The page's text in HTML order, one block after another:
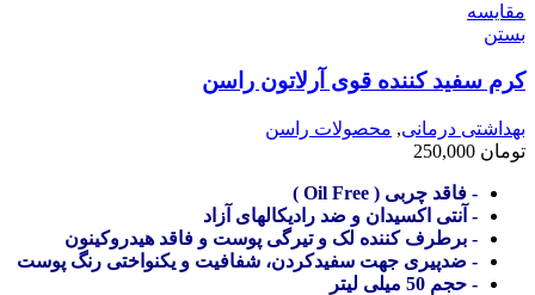
مقایسه
بستن
کرم سفید کننده قوی آرلاتون راسن
بهداشتی درمانی, محصولات راسن
تومان
- فاقد چربی ( Oil Free )
- آنتی اکسیدان و ضد رادیکالهای آزاد
- برطرف کننده لک و تیرگی پوست و فاقد هیدروکینون
- ضدپیری جهت سفیدکردن، شفافیت و یکنواختی رنگ پوست
- حجم 50 میلی لیتر